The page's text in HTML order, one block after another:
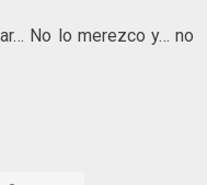
No lo merezco y… no